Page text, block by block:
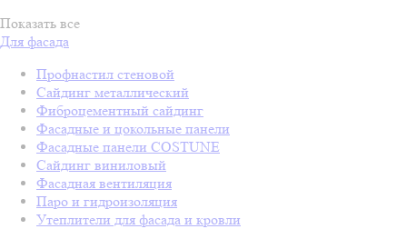
Показать все
Для фасада
Профнастил стеновой
Сайдинг металлический
Фиброцементный сайдинг
Фасадные и цокольные панели
Фасадные панели COSTUNE
Сайдинг виниловый
Фасадная вентиляция
Паро и гидроизоляция
Утеплители для фасада и кровли